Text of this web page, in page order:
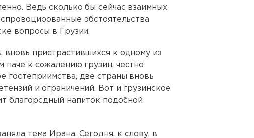
Ведь сколько бы сейчас взаимных
обстоятельства
вопросы в Грузии.
вновь пристрастившихся к одному из
паче к сожалению грузин, честно
гостеприимства, две страны вновь
и ограничений. Вот и грузинское
благородный напиток подобной
тема Ирана. Сегодня, к слову, в